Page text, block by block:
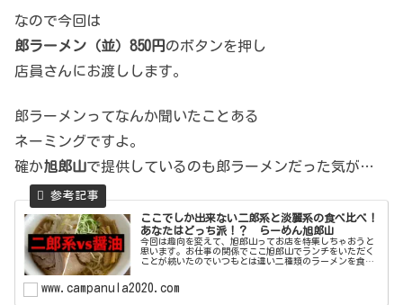
なので今回は
郎ラーメン（並）850円 のボタンを押し
店員さんにお渡しします。
郎ラーメンってなんか聞いたことある
ネーミングですよ。
確か旭郎山で提供しているのも郎ラーメンだった気が…
ここでしか出来ない二郎系と淡麗系の食べ比べ！
あなたはどっち派！？ らーめん旭郎山
今回は趣向を変えて、旭郎山ってお店を特集しちゃおうと
思います。お仕事の関係でここ旭郎山でランチをいただく
ことが続いたのでいつもとは違い二種類のラーメンを食べ
らーめん、もうひとつが（郎）麺、...
www.campanula2020.com